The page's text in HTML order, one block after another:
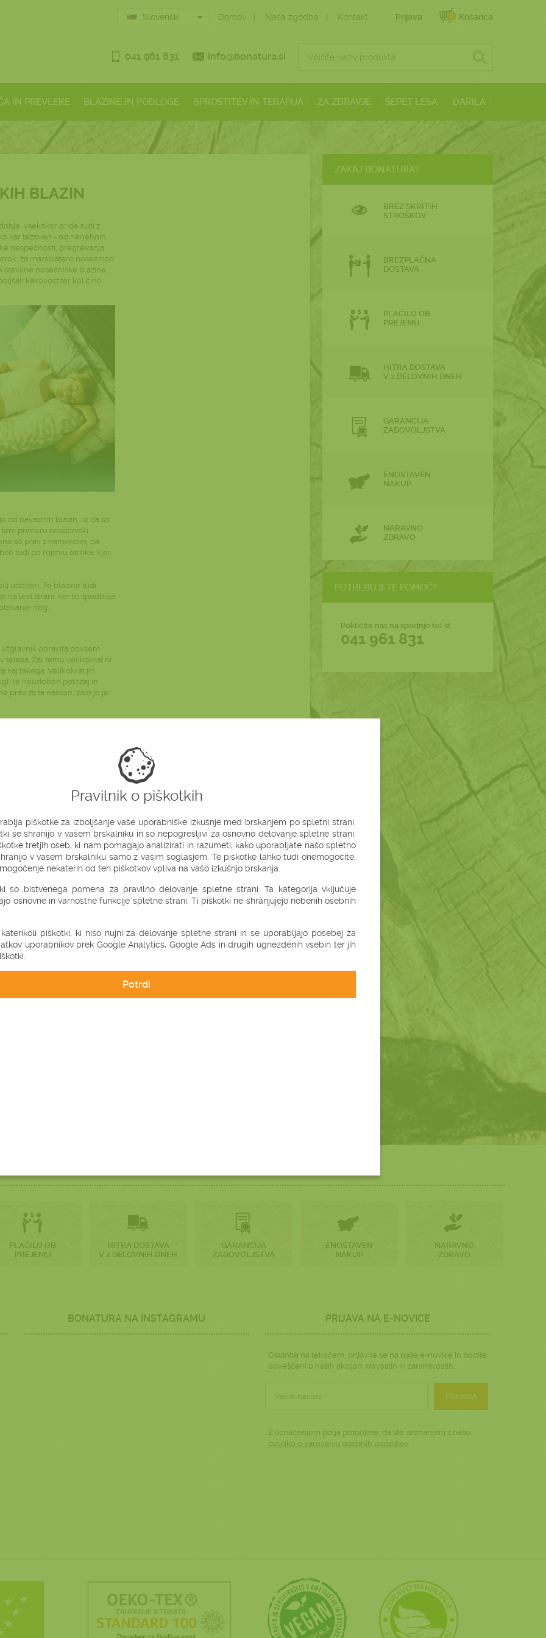
Prijava 0 Košarica
Slovenski Domov Naša zgodba Kontakt
041 961 831 info@bonatura.si
IN PREVLEKE BLAZINE IN PODLOGE SPROSTITEV IN TERAPIJA ZA ZDRAVJE ŠEPET LESA DARILA
BLAZIN
vsekakor pride tudi z
kar težaven - od nenehnih
nespečnosti, pregrevanja
za marsikatero nosečnico
številne nosečniške blazine,
kakovost ter količino
od navadnih blazin, le da so
primeru nosečniški
so prav z namenom, da
tudi po rojstvu otroka, kjer
udoben. Te blazine tudi
na levi strani, ker to spodbuja
nog.
opravita povsem
telesa. Žal temu velikokrat ni
kaj takega. Velikokrat jih
le neudoben položaj in
prav za ta namen, zato jo je
povečuje, daje dodatno
ti deli telesa dosti počivajo
in ugodje, zagotovila
kar je tudi
lahko za nosečnico
saj omogoča udobno
krvi v telesu.
tudi po rojstvu otroka,
med dojenjem, prav tako
pričeti z uporabo te
blazino uporabljati, ko
20 tednih nosečnosti se
v ligamentih in drugih
in dojenje Bonamama
Narejene so iz 100%
ZAKAJ BONATURA?
BREZ SKRITIH
STROŠKOV
BREZPLAČNA
DOSTAVA
PLAČILO OB
PREJEMU
HITRA DOSTAVA
V 2 DELOVNIH DNEH
GARANCIJA
ZADOVOLJSTVA
ENOSTAVEN
NAKUP
NARAVNO
ZDRAVO
POTREBUJETE POMOČ?
Pokličite nas na spodnjo tel.št.
041 961 831
PLAČILO OB
PREJEMU
HITRA DOSTAVA
V 2 DELOVNIH DNEH
GARANCIJA
ZADOVOLJSTVA
ENOSTAVEN
NAKUP
NARAVNO
ZDRAVO
BONATURA NA INSTAGRAMU PRIJAVA NA E-NOVICE
Ostanite na tekočem, prijavite se na naše e-novice in bodite
obveščeni o naših akcijah, novostih in zanimivostih.
PRIJAVA
Z označenjem polja potrjujete, da ste seznanjeni z našo
politiko o varovanju osebnih podatkov
Pravilnik o piškotkih
piškotke za izboljšanje vaše uporabniške izkušnje med brskanjem po spletni strani.
se shranijo v vašem brskalniku in so nepogrešljivi za osnovno delovanje spletne strani.
tretjih oseb, ki nam pomagajo analizirati in razumeti, kako uporabljate našo spletno
v vašem brskalniku samo z vašim soglasjem. Te piškotke lahko tudi onemogočite.
nekaterih od teh piškotkov vpliva na vašo izkušnjo brskanja.
so bistvenega pomena za pravilno delovanje spletne strani. Ta kategorija vključuje
osnovne in varnostne funkcije spletne strani. Ti piškotki ne shranjujejo nobenih osebnih
piškotki, ki niso nujni za delovanje spletne strani in se uporabljajo posebej za
uporabnikov prek Google Analytics, Google Ads in drugih ugnezdenih vsebin ter jih
Potrdi